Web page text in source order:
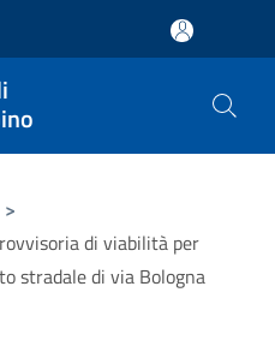
>
di viabilità per
stradale di via Bologna